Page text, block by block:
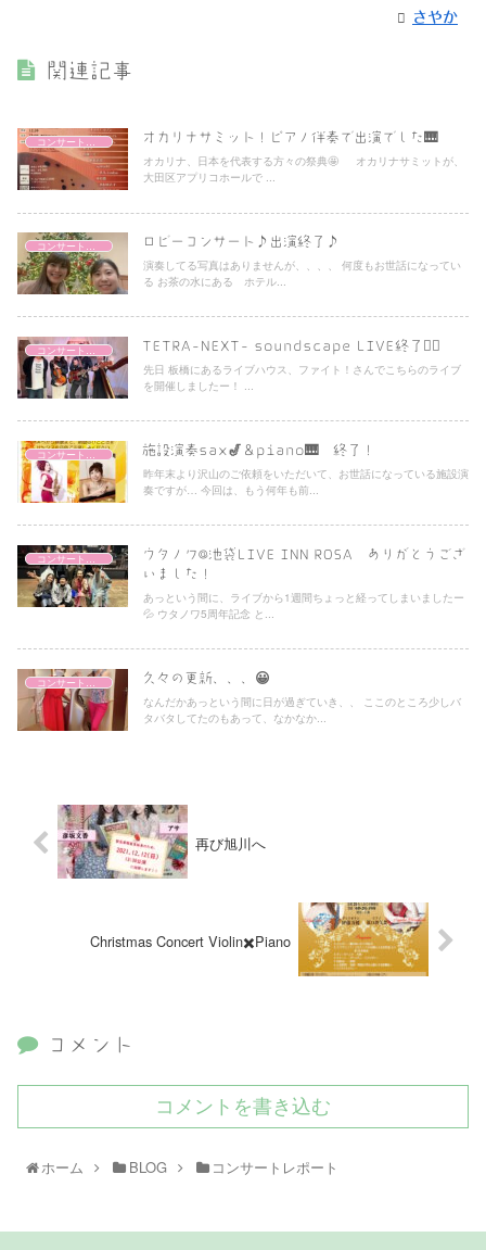
さやか
関連記事
コンサートレポート オカリナサミット！ピアノ伴奏で出演でした🎹
オカリナ、日本を代表する方々の祭典🤩 オカリナサミットが、
大田区アプリコホールで ...
コンサートレポート ロビーコンサート♪出演終了♪
演奏してる写真はありませんが、、、、 何度もお世話になってい
る お茶の水にある ホテル...
コンサートレポート TETRA-NEXT- soundscape LIVE終了❤️‍🔥
先日 板橋にあるライブハウス、ファイト！さんでこちらのライブ
を開催しましたー！ ...
コンサートレポート 施設演奏sax🎷＆piano🎹 終了！
昨年末より沢山のご依頼をいただいて、お世話になっている施設演
奏ですが… 今回は、もう何年も前...
コンサートレポート
ウタノワ@池袋LIVE INN ROSA ありがとうござ
いました！
あっという間に、ライブから1週間ちょっと経ってしまいましたー
💦 ウタノワ5周年記念 と...
コンサートレポート 久々の更新、、、😀
なんだかあっという間に日が過ぎていき、、 ここのところ少しバ
タバタしてたのもあって、なかなか...
再び旭川へ
Christmas Concert Violin✖️Piano
コメント
コメントを書き込む
ホーム BLOG コンサートレポート